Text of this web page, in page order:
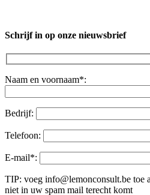
Schrijf in op onze nieuwsbrief
Naam en voornaam*:
Bedrijf:
Telefoon:
E-mail*:
TIP: voeg info@lemonconsult.be toe
niet in uw spam mail terecht komt